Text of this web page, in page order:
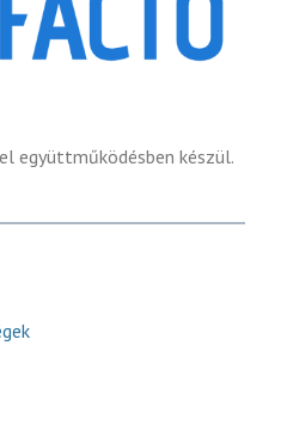
együttműködésben készül.